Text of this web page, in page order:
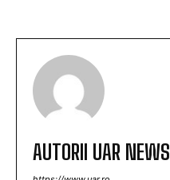
AUTORII UAR NEWS